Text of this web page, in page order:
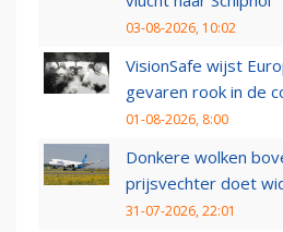
03-08-2026, 10:02
VisionSafe wijst
gevaren rook in de
01-08-2026, 8:00
Donkere wolken
prijsvechter doet
31-07-2026, 22:01